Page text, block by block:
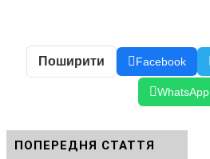
Поширити Facebook
WhatsApp
ПОПЕРЕДНЯ СТАТТЯ